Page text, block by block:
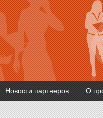
Новости партнеров О